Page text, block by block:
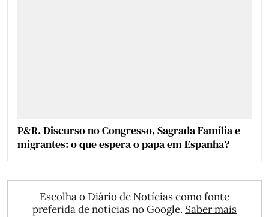
P&R. Discurso no Congresso, Sagrada Família e
migrantes: o que espera o papa em Espanha?
Escolha o Diário de Notícias como fonte
preferida de notícias no Google. Saber mais